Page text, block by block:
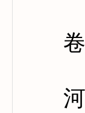
卷
河倾